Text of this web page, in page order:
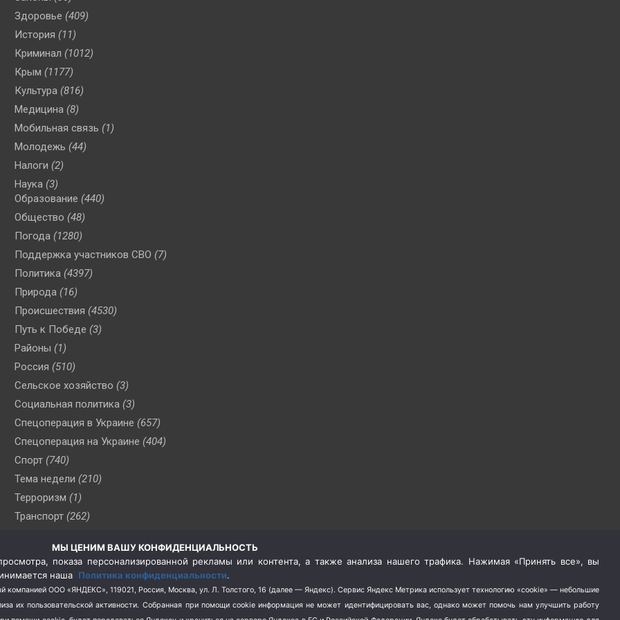
Здоровье (409)
История (11)
Криминал (1012)
Крым (1177)
Культура (816)
Медицина (8)
Мобильная связь (1)
Молодежь (44)
Налоги (2)
Наука (3)
Образование (440)
Общество (48)
Погода (1280)
Поддержка участников СВО (7)
Политика (4397)
Природа (16)
Происшествия (4530)
Путь к Победе (3)
Районы (1)
Россия (510)
Сельское хозяйство (3)
Социальная политика (3)
Спецоперация в Украине (657)
Спецоперация на Украине (404)
Спорт (740)
Тема недели (210)
Терроризм (1)
Транспорт (262)
(76)
Цены (2)
Школа и спорт (2)
Экология (8)
МЫ ЦЕНИМ ВАШУ КОНФИДЕНЦИАЛЬНОСТЬ
показа персонализированной рекламы или контента, а также анализа нашего трафика. Нажимая «Принять все», вы
наша Политика конфиденциальности.
компанией ООО «ЯНДЕКС», 119021, Россия, Москва, ул. Л. Толстого, 16 (далее — Яндекс). Сервис Яндекс Метрика использует технологию «cookie» — небольшие
их пользовательской активности. Собранная при помощи cookie информация не может идентифицировать вас, однако может помочь нам улучшить работу